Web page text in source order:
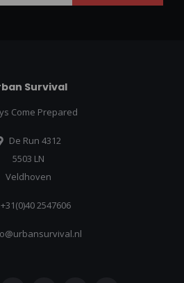
Survival
Come Prepared
De Run 4312
5503 LN
Veldhoven
+31(0)40 2547606